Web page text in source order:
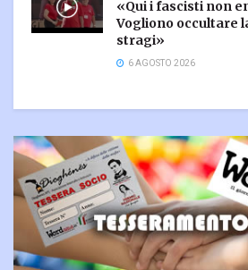
«Qui i fascisti non
Vogliono occultare
stragi»
6 AGOSTO 2026